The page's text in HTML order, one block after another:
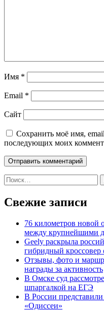
Имя *
Email *
Сайт
Сохранить моё имя,
последующих моих
Найти:
Свежие записи
76 километров новой
между крупнейшими
Geely раскрыла
гибридный кроссовер
Отзывы, фото и
награды за активность
В Омске суд
шпаргалкой на ЕГЭ
В России
«Одиссеи»